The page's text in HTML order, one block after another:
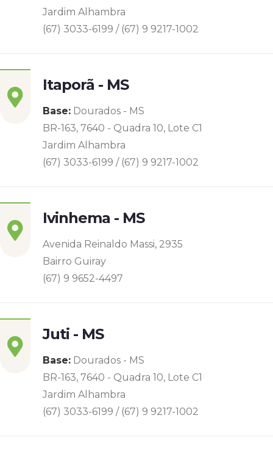
Jardim Alhambra
(67) 3033-6199 / (67) 9 9217-1002
Itaporã - MS
Base: Dourados - MS
BR-163, 7640 - Quadra 10, Lote C1
Jardim Alhambra
(67) 3033-6199 / (67) 9 9217-1002
Ivinhema - MS
Avenida Reinaldo Massi, 2935
Bairro Guiray
(67) 9 9652-4497
Juti - MS
Base: Dourados - MS
BR-163, 7640 - Quadra 10, Lote C1
Jardim Alhambra
(67) 3033-6199 / (67) 9 9217-1002